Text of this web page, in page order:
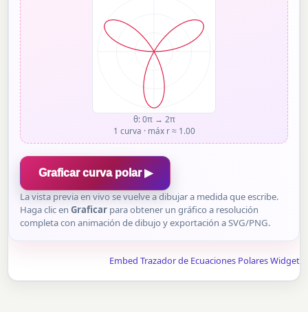
θ: 0π → 2π
1 curva · máx r ≈ 1.00
Graficar curva polar ▶
La vista previa en vivo se vuelve a dibujar a medida que escribe.
Haga clic enGraficar para obtener un gráfico a resolución
completa con animación de dibujo y exportación a SVG/PNG.
Embed Trazador de Ecuaciones Polares Widget